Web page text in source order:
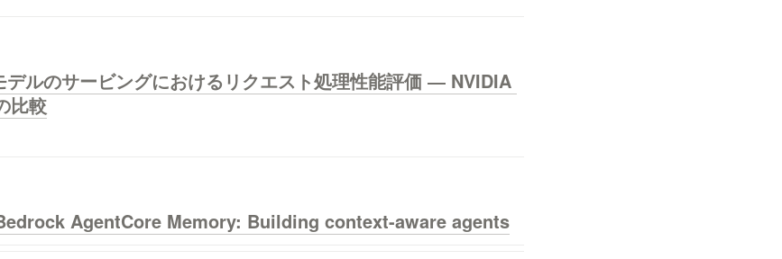
ルのサービングにおけるリクエスト処理性能評価 ― NVIDIA
比較
AgentCore Memory: Building context-aware agents